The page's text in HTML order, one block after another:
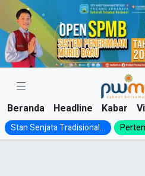
Skip
content
Beranda Headline Kabar
Stan Senjata Tradisional...